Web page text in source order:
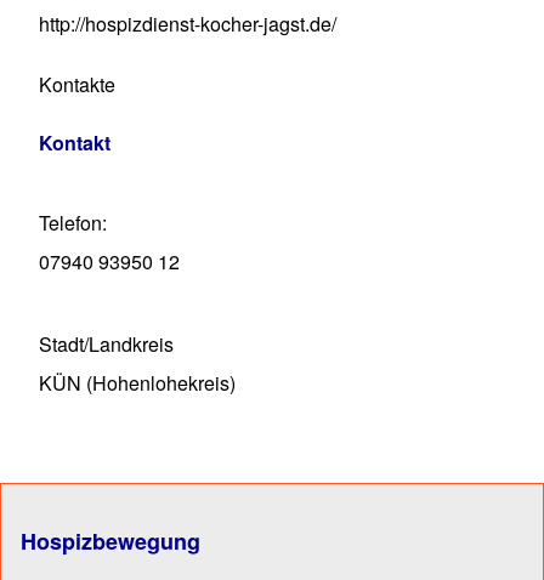
http://hospizdienst-kocher-jagst.de/
Kontakte
Kontakt
Telefon
07940 93950 12
Stadt/Landkreis
KÜN (Hohenlohekreis)
Hospizbewegung